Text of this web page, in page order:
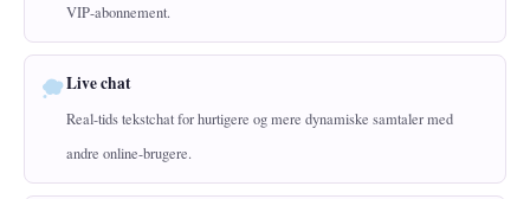
VIP-abonnement.
Live chat
Real-tids tekstchat for hurtigere og mere dynamiske samtaler med
andre online-brugere.